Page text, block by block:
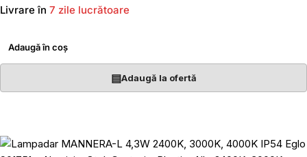
Livrare în 7 zile lucrătoare
Adaugă în coș
▤Adaugă la ofertă